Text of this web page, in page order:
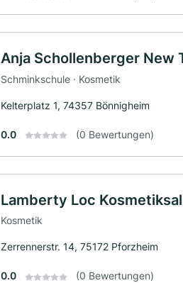
Anja Schollenberger New
Schminkschule · Kosmetik
Kelterplatz 1, 74357 Bönnigheim
0.0 (0 Bewertungen)
Lamberty Loc
Kosmetik
Zerrennerstr. 14, 75172 Pforzheim
0.0 (0 Bewertungen)